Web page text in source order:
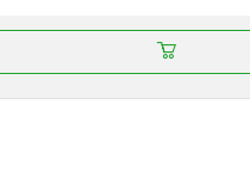
ligne chez un revendeur